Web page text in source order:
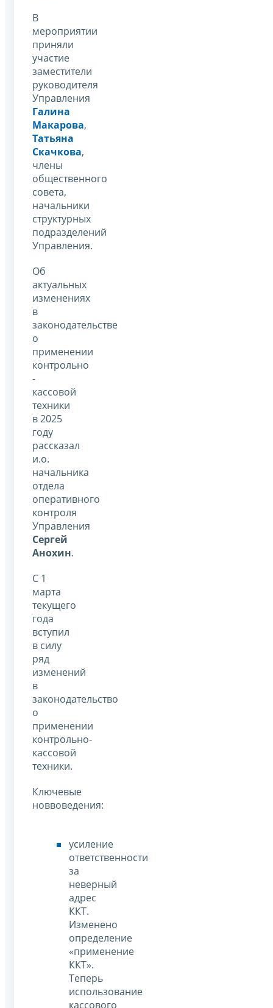
В
мероприятии
приняли
участие
заместители
руководителя
Управления
Галина
Макарова,
Татьяна
Скачкова,
члены
общественного
совета,
начальники
структурных
подразделений
Управления.
Об
актуальных
изменениях
в
законодательстве
о
применении
контрольно
-
кассовой
техники
в 2025
году
рассказал
и.о.
начальника
отдела
оперативного
контроля
Управления
Сергей
Анохин.
С 1
марта
текущего
года
вступил
в силу
ряд
изменений
в
законодательство
о
применении
контрольно-
кассовой
техники.
Ключевые
новвоведения:
усиление
ответственности
за
неверный
адрес
ККТ.
Изменено
определение
«применение
ККТ».
Теперь
использование
кассового